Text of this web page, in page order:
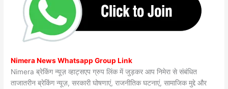
Nimera News Whatsapp Group Link
Nimera ब्रेकिंग न्यूज़ व्हाट्सएप ग्रुप लिंक में जुड़कर आप निमेरा से संबंधित
ताजातरीन ब्रेकिंग न्यूज़, सरकारी घोषणाएं, राजनीतिक घटनाएं, सामाजिक मुद्दे और